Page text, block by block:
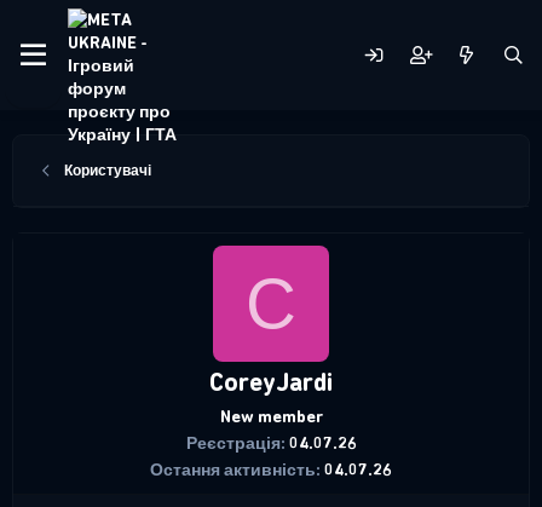
Користувачі
C
CoreyJardi
New member
Реєстрація 04.07.26
Остання активність 04.07.26